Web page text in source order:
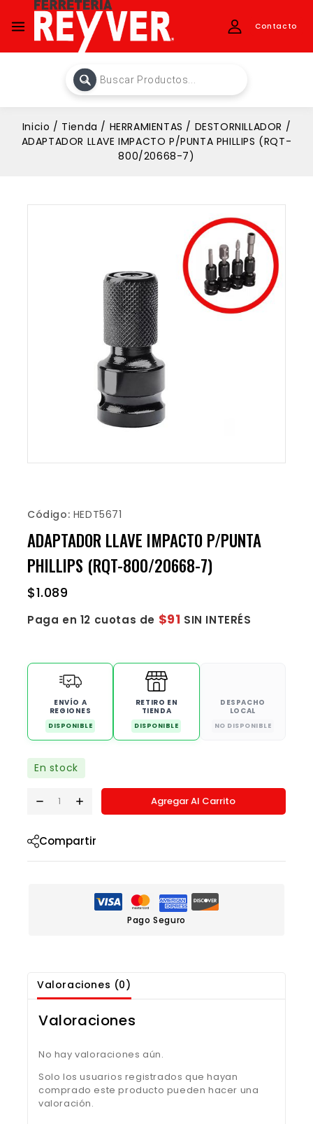
Contacto
Inicio / Tienda / HERRAMIENTAS / DESTORNILLADOR /
ADAPTADOR LLAVE IMPACTO P/PUNTA PHILLIPS (RQT-
800/20668-7)
Código: HEDT5671
ADAPTADOR LLAVE IMPACTO P/PUNTA
PHILLIPS (RQT-800/20668-7)
$1.089
Paga en 12 cuotas de $91 SIN INTERÉS
ENVÍO A
REGIONES
DISPONIBLE
RETIRO EN
TIENDA
DISPONIBLE
DESPACHO
LOCAL
NO DISPONIBLE
En stock
Agregar Al Carrito
Compartir
Pago Seguro
Valoraciones (0)
Valoraciones
No hay valoraciones aún.
Solo los usuarios registrados que hayan
comprado este producto pueden hacer una
valoración.